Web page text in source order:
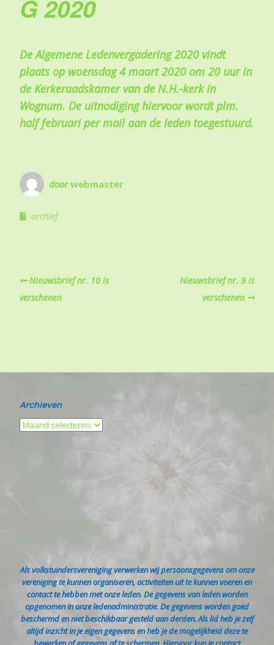
G 2020
De Algemene Ledenvergadering 2020 vindt
plaats op woensdag 4 maart 2020 om 20 uur in
de Kerkeraadskamer van de N.H.-kerk in
Wognum. De uitnodiging hiervoor wordt plm.
half februari per mail aan de leden toegestuurd.
doorwebmaster
archief
Nieuwsbrief nr. 10 is
verschenen
Nieuwsbrief nr. 9 is
verschenen
Archieven
Als volkstuindersvereniging verwerken wij persoonsgegevens om onze
vereniging te kunnen organiseren, activiteiten uit te kunnen voeren en
contact te hebben met onze leden. De gegevens van leden worden
opgenomen in onze ledenadministratie. De gegevens worden goed
beschermd en niet beschikbaar gesteld aan derden. Als lid heb je zelf
altijd inzicht in je eigen gegevens en heb je de mogelijkheid deze te